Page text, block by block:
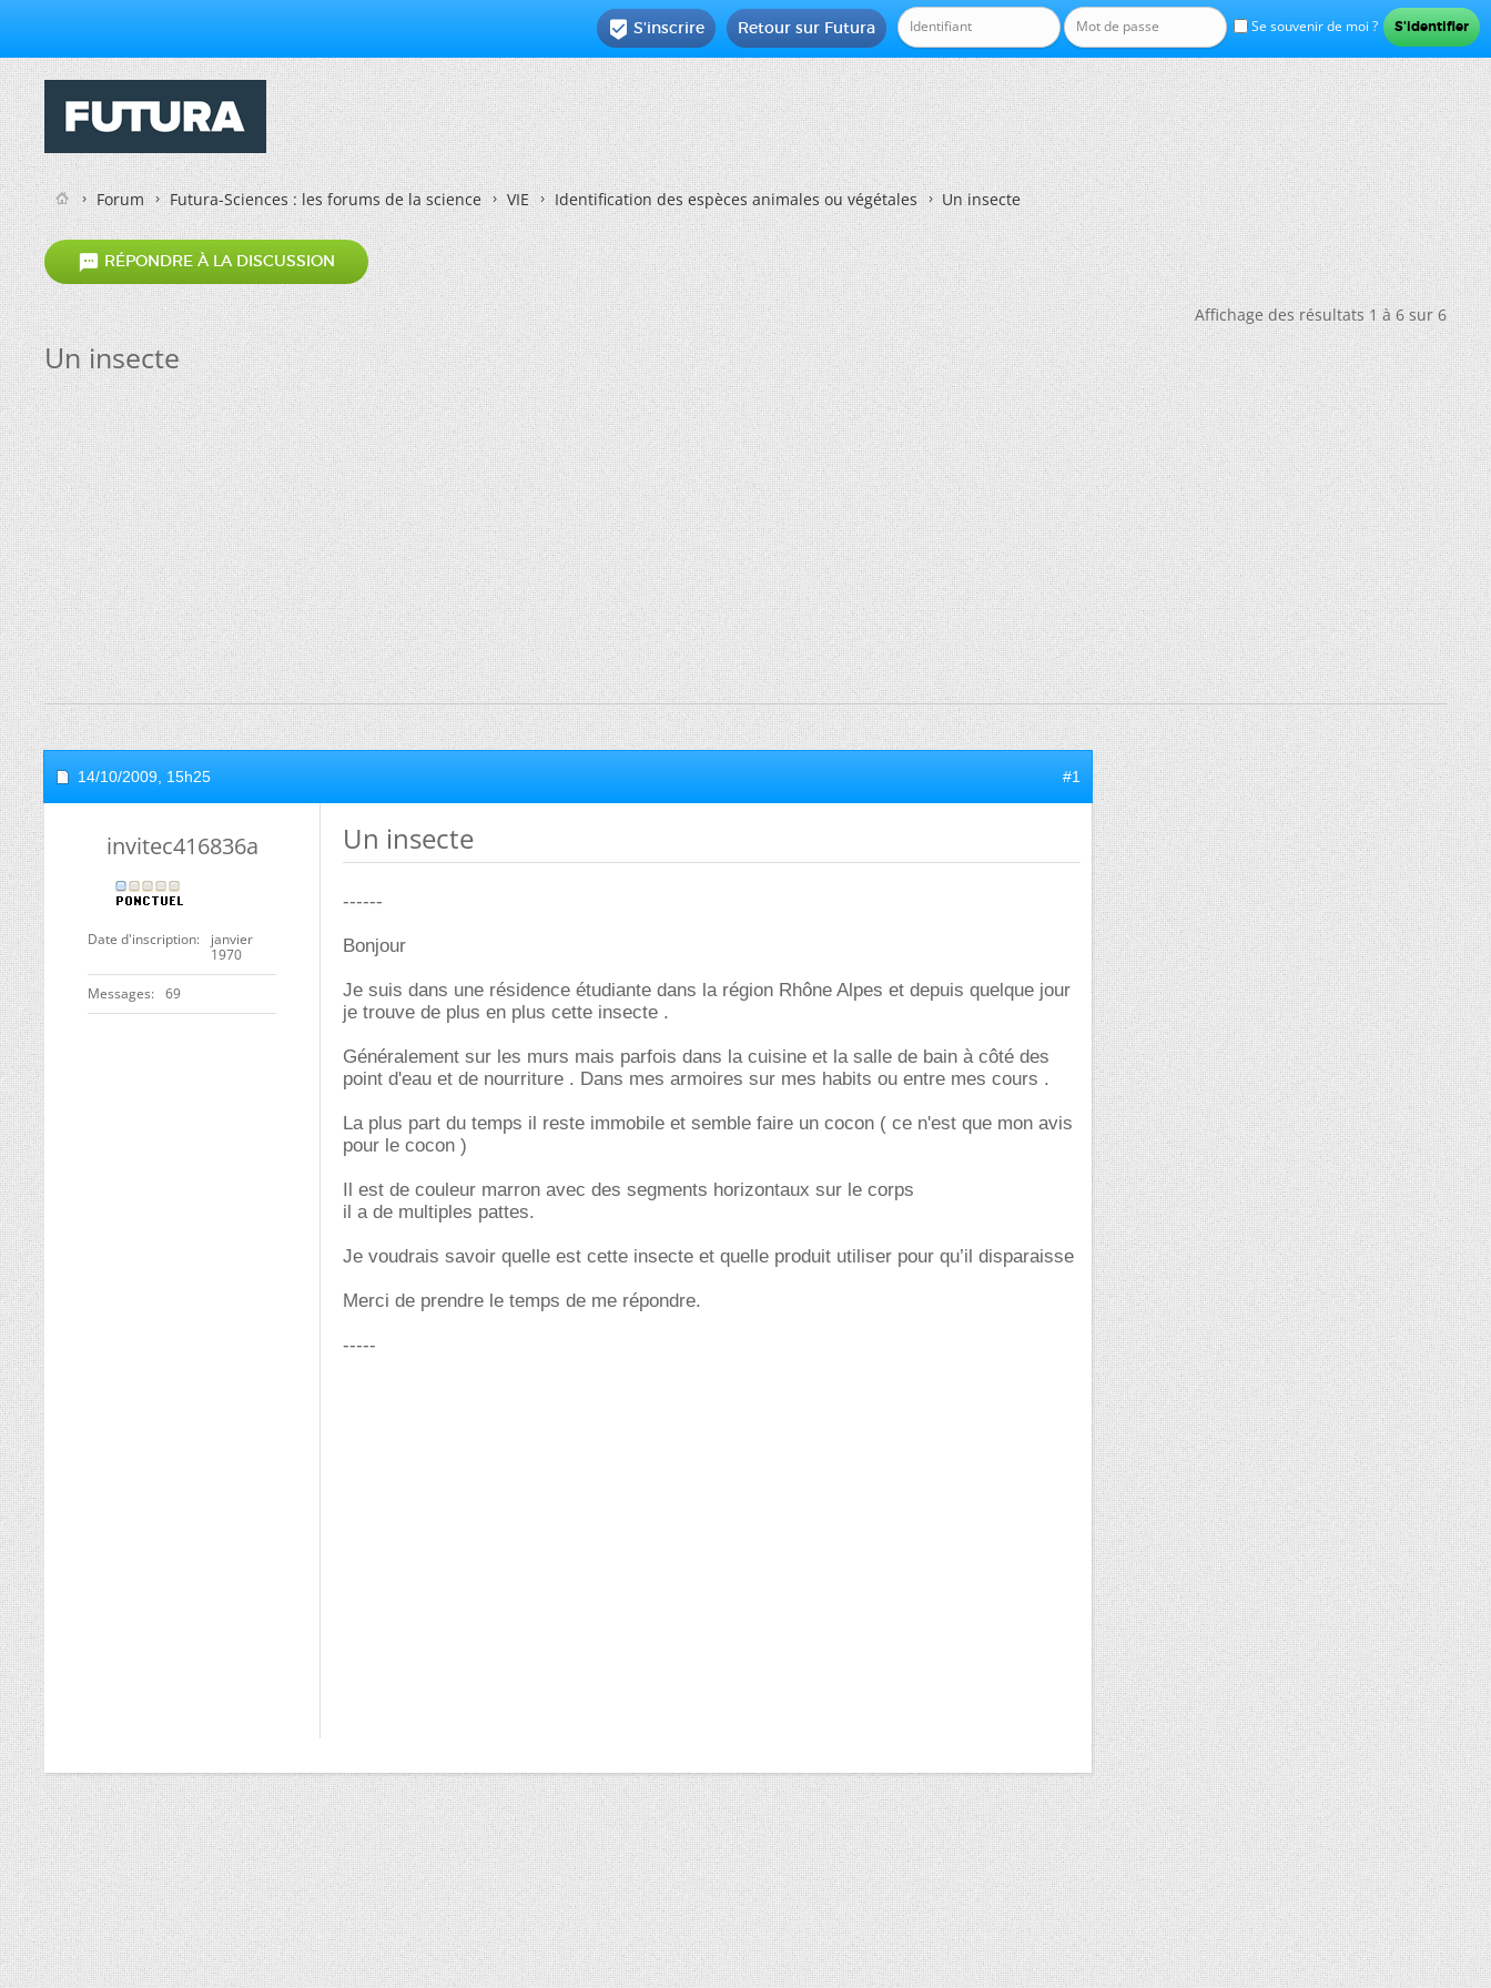
Se souvenir de moi ?
Retour sur Futura
 S'inscrire
Forum Futura-Sciences : les forums de la science VIE Identification des espèces animales ou végétales Un insecte
 RÉPONDRE À LA DISCUSSION
Affichage des résultats 1 à 6 sur 6
Un insecte
14/10/2009, 15h25 #1
invitec416836a
Date d'inscription
janvier
1970
Messages 69
Un insecte
------
Bonjour
Je suis dans une résidence étudiante dans la région Rhône Alpes et depuis quelque jour
je trouve de plus en plus cette insecte .
Généralement sur les murs mais parfois dans la cuisine et la salle de bain à côté des
point d'eau et de nourriture . Dans mes armoires sur mes habits ou entre mes cours .
La plus part du temps il reste immobile et semble faire un cocon ( ce n'est que mon avis
pour le cocon )
Il est de couleur marron avec des segments horizontaux sur le corps
il a de multiples pattes.
Je voudrais savoir quelle est cette insecte et quelle produit utiliser pour qu’il disparaisse
Merci de prendre le temps de me répondre.
-----